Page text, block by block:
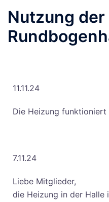
Nutzung der
11.11.24
Die Heizung funktioniert
7.11.24
Liebe Mitglieder,
die Heizung in der Halle